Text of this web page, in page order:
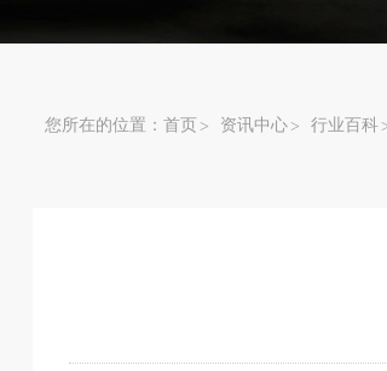
您所在的位置： 首页 资讯中心 行业百科